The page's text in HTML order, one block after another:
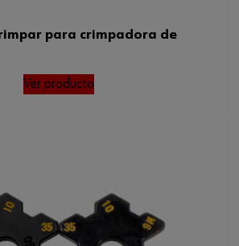
para crimpadora de
Ver producto